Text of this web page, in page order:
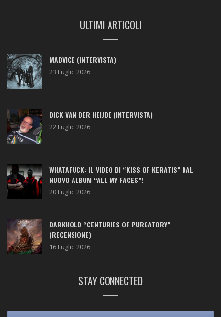
ULTIMI ARTICOLI
MADVICE (INTERVISTA)
23 Luglio 2026
DICK VAN DER HEIJDE (INTERVISTA)
22 Luglio 2026
WHATAFUCK: IL VIDEO DI “KISS OF KERATIS” DAL
NUOVO ALBUM “ALL MY FACES”!
20 Luglio 2026
DARKHOLD “CENTURIES OF PURGATORY”
(RECENSIONE)
16 Luglio 2026
STAY CONNECTED